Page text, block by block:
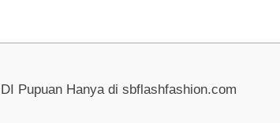
Pupuan Hanya di sbflashfashion.com